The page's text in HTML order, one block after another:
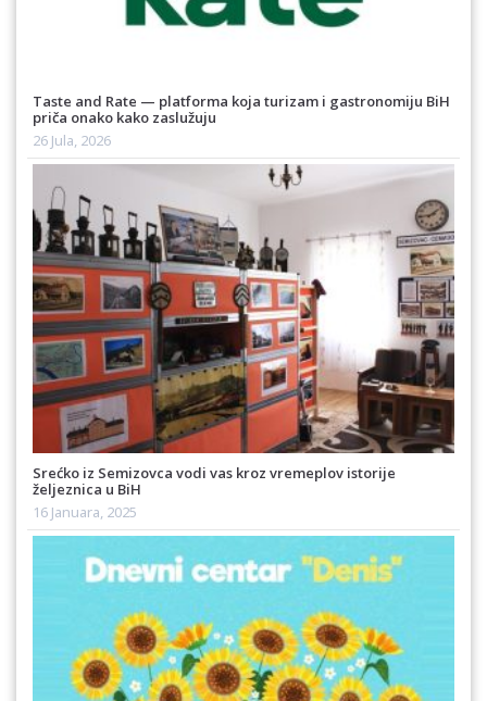
Taste and Rate — platforma koja turizam i gastronomiju BiH
priča onako kako zaslužuju
26 Jula, 2026
Srećko iz Semizovca vodi vas kroz vremeplov istorije
željeznica u BiH
16 Januara, 2025